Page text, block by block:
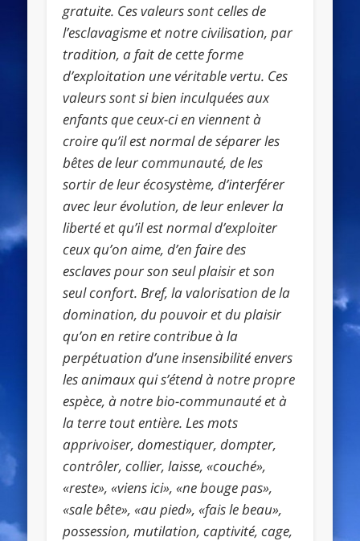
gratuite. Ces valeurs sont celles de
l’esclavagisme et notre civilisation, par
tradition, a fait de cette forme
d’exploitation une véritable vertu. Ces
valeurs sont si bien inculquées aux
enfants que ceux-ci en viennent à
croire qu’il est normal de séparer les
bêtes de leur communauté, de les
sortir de leur écosystème, d’interférer
avec leur évolution, de leur enlever la
liberté et qu’il est normal d’exploiter
ceux qu’on aime, d’en faire des
esclaves pour son seul plaisir et son
seul confort. Bref, la valorisation de la
domination, du pouvoir et du plaisir
qu’on en retire contribue à la
perpétuation d’une insensibilité envers
les animaux qui s’étend à notre propre
espèce, à notre bio-communauté et à
la terre tout entière. Les mots
apprivoiser, domestiquer, dompter,
contrôler, collier, laisse, «couché»,
«reste», «viens ici», «ne bouge pas»,
«sale bête», «au pied», «fais le beau»,
possession, mutilation, captivité, cage,